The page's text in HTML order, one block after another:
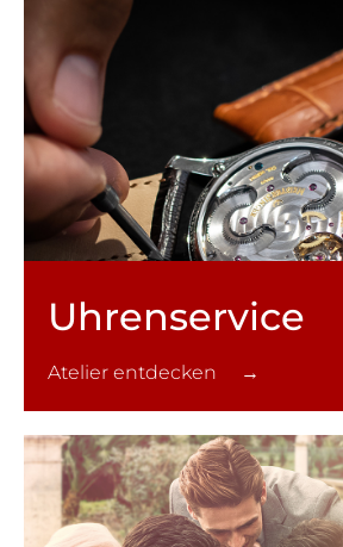
Uhren­service
Atelier entdecken →